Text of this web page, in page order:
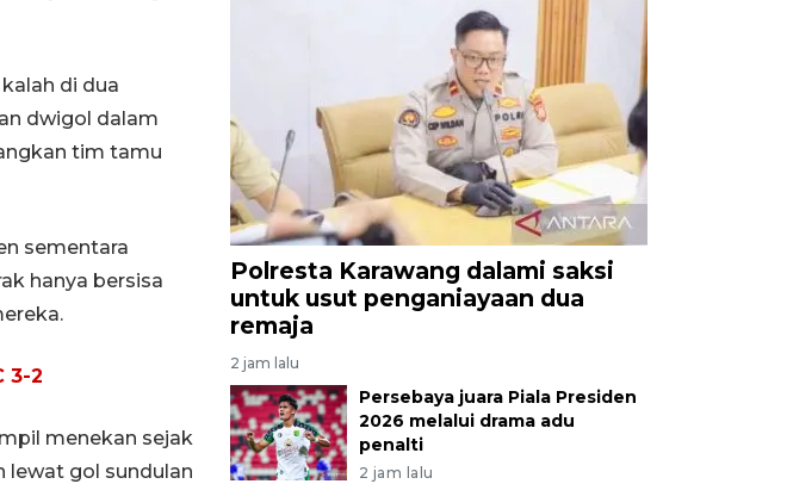
di dua
dwigol dalam
tim tamu
sementara
hanya bersisa
3-2
menekan sejak
lewat gol sundulan
Polresta Karawang dalami saksi
untuk usut penganiayaan dua
remaja
2 jam lalu
Persebaya juara Piala Presiden
2026 melalui drama adu
penalti
2 jam lalu